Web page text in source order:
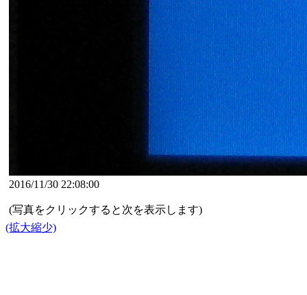
2016/11/30 22:08:00
(写真をクリックすると次を表示します)
(拡大縮少)